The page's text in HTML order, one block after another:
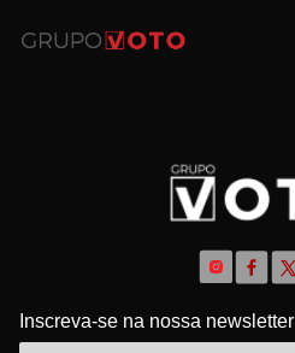
Inscreva-se na nossa newsletter